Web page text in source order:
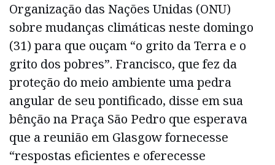
Organização das Nações Unidas (ONU)
sobre mudanças climáticas neste domingo
(31) para que ouçam “o grito da Terra e o
grito dos pobres”. Francisco, que fez da
proteção do meio ambiente uma pedra
angular de seu pontificado, disse em sua
bênção na Praça São Pedro que esperava
que a reunião em Glasgow fornecesse
“respostas eficientes e oferecesse